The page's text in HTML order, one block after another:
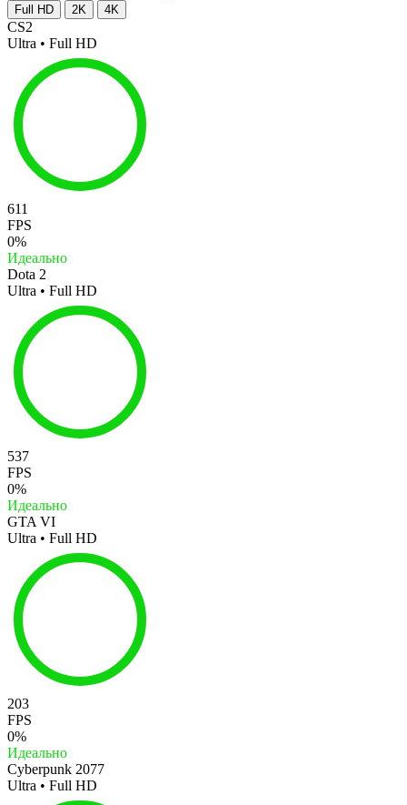
Full HD 2K 4K
CS2
Ultra • Full HD
611
FPS
0%
Идеально
Dota 2
Ultra • Full HD
537
FPS
0%
Идеально
GTA VI
Ultra • Full HD
203
FPS
0%
Идеально
Cyberpunk 2077
Ultra • Full HD